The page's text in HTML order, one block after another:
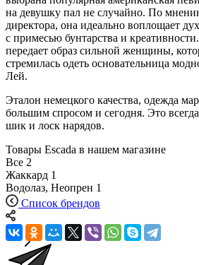
на девушку пал не случайно. По
директора, она идеально воплощает
с примесью бунтарства и
передает образ сильной женщины,
стремилась одеть основательница
Лей.
Эталон немецкого качества, одежда
большим спросом и сегодня. Это
шик и лоск нарядов.
Товары Escada в нашем магазине
Все 2
Жаккард 1
Водолаз, Неопрен 1
Список брендов